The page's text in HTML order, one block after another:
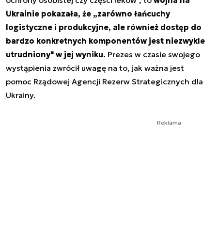
Ukrainie pokazała, że „zarówno łańcuchy
logistyczne i produkcyjne, ale również dostęp do
bardzo konkretnych komponentów jest niezwykle
utrudniony" w jej wyniku. Prezes w czasie swojego
wystąpienia zwrócił uwagę na to, jak ważna jest
pomoc Rządowej Agencji Rezerw Strategicznych dla
Ukrainy.
Reklama